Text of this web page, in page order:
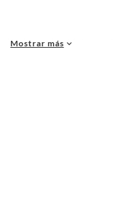
de espacios. ¡Visítanos y
Mostrar más